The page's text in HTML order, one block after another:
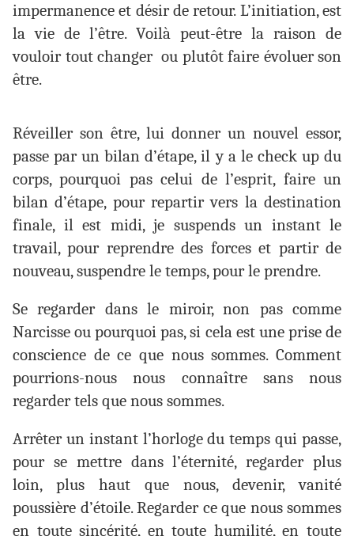
impermanence et désir de retour. L’initiation, est
la vie de l’être. Voilà peut-être la raison de
vouloir tout changer ou plutôt faire évoluer son
être.
Réveiller son être, lui donner un nouvel essor,
passe par un bilan d’étape, il y a le check up du
corps, pourquoi pas celui de l’esprit, faire un
bilan d’étape, pour repartir vers la destination
finale, il est midi, je suspends un instant le
travail, pour reprendre des forces et partir de
nouveau, suspendre le temps, pour le prendre.
Se regarder dans le miroir, non pas comme
Narcisse ou pourquoi pas, si cela est une prise de
conscience de ce que nous sommes. Comment
pourrions-nous nous connaître sans nous
regarder tels que nous sommes.
Arrêter un instant l’horloge du temps qui passe,
pour se mettre dans l’éternité, regarder plus
loin, plus haut que nous, devenir, vanité
poussière d’étoile. Regarder ce que nous sommes
en toute sincérité, en toute humilité, en toute